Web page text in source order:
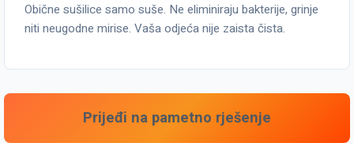
Obične sušilice samo suše. Ne eliminiraju bakterije, grinje
niti neugodne mirise. Vaša odjeća nije zaista čista.
Prijeđi na pametno rješenje